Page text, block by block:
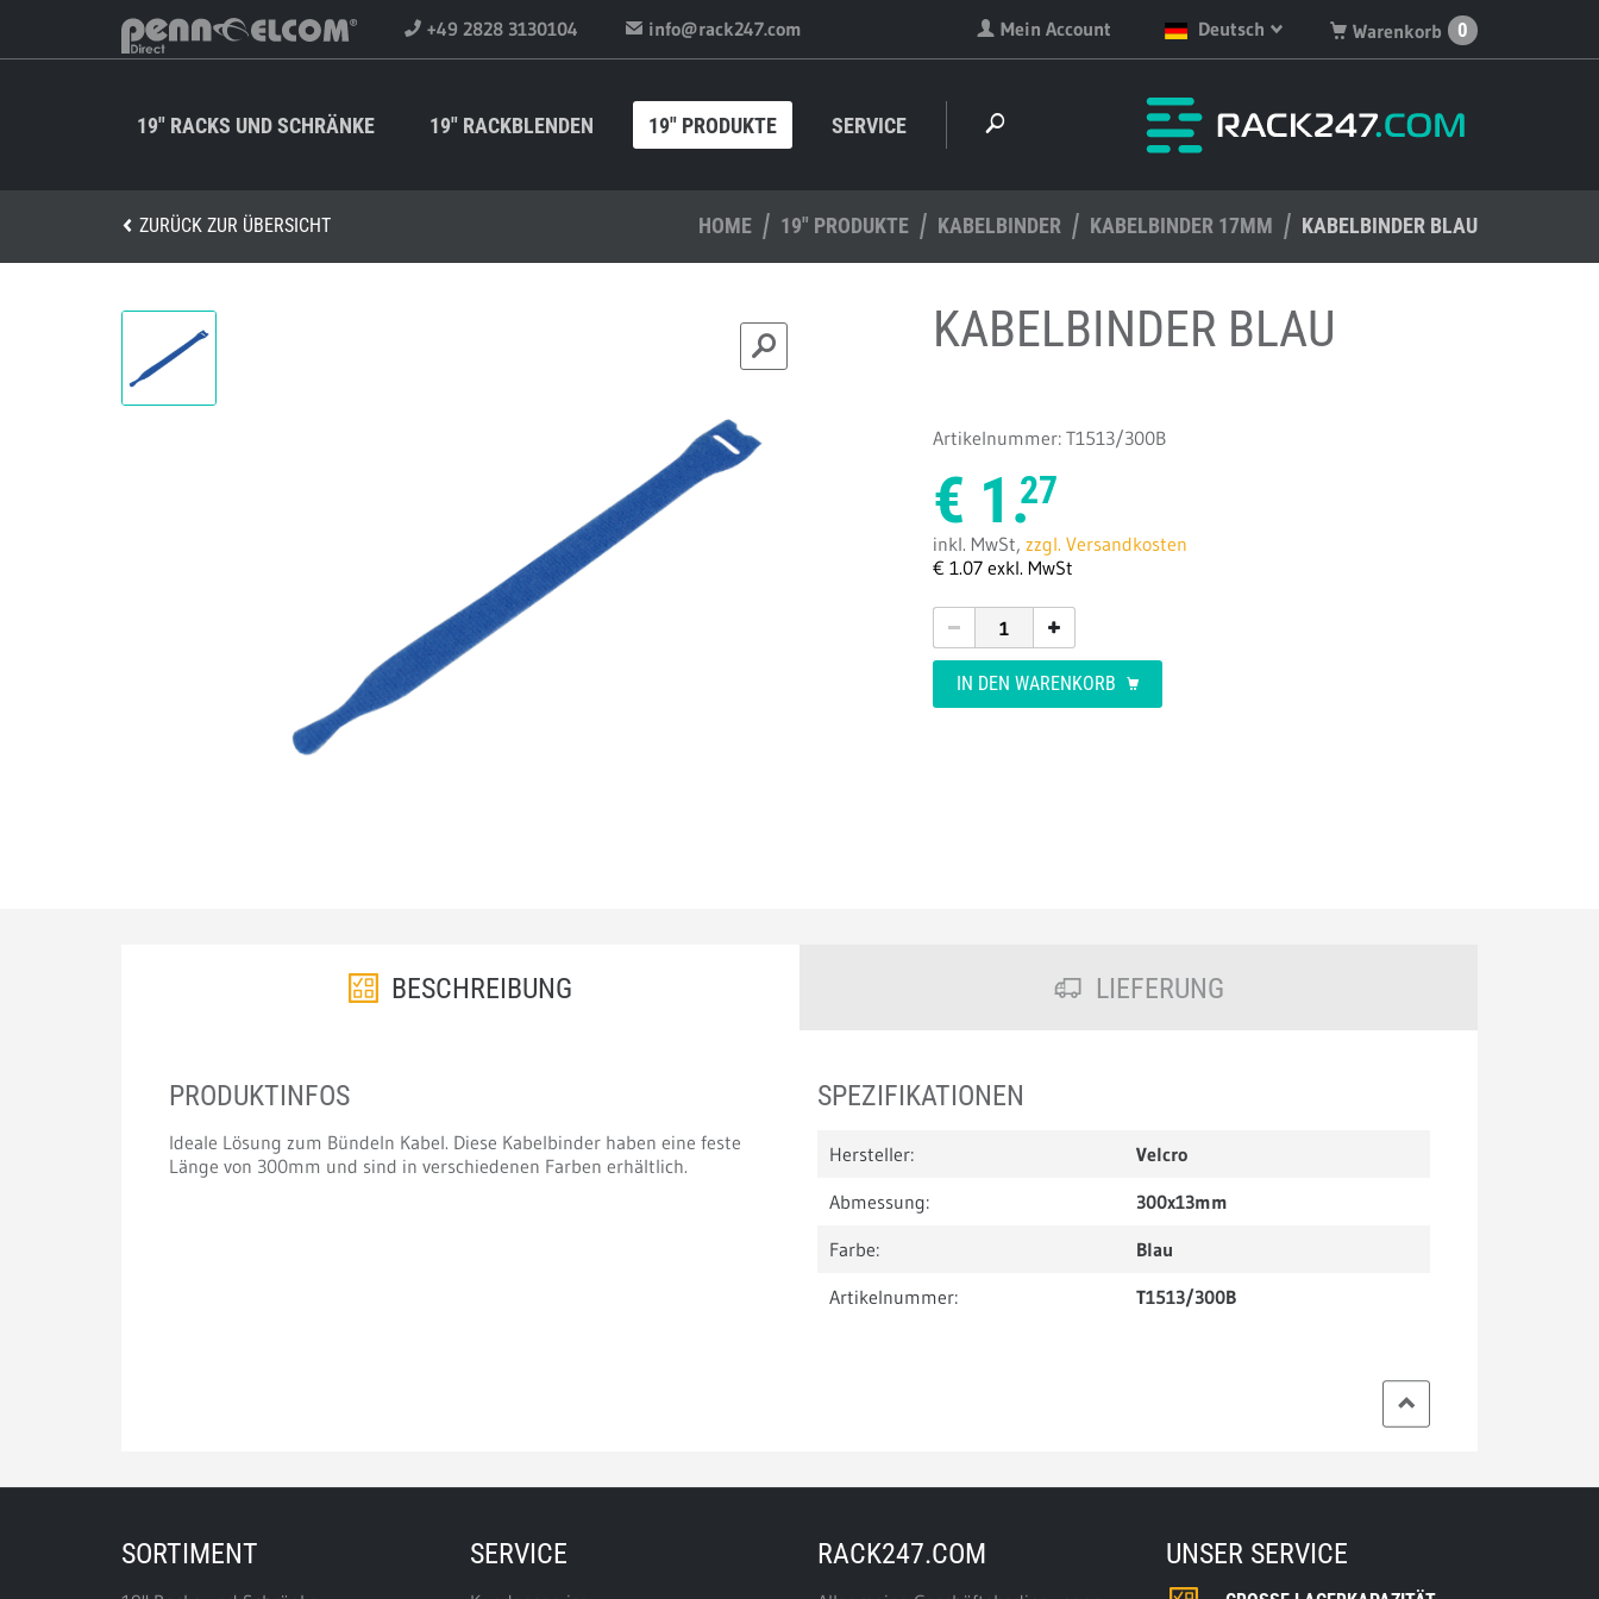
+49 2828 3130104 info@rack247.com Warenkorb 0
in Ihrem Warenkorb.
Deutsch
Deutsch
Français
Mein Account
19" RACKS UND SCHRÄNKE 19" RACKBLENDEN 19" PRODUKTE SERVICE
ZURÜCK ZUR ÜBERSICHT HOME 19" PRODUKTE KABELBINDER KABELBINDER 17MM KABELBINDER BLAU
KABELBINDER BLAU
Artikelnummer: T1513/300B
€ 1.27
inkl. MwSt, zzgl. Versandkosten
€ 1.07exkl. MwSt
IN DEN WARENKORB
BESCHREIBUNG LIEFERUNG
PRODUKTINFOS
Ideale Lösung zum Bündeln Kabel. Diese Kabelbinder haben eine feste
Länge von 300mm und sind in verschiedenen Farben erhältlich.
SPEZIFIKATIONEN
Hersteller:
Velcro
Abmessung:
300x13mm
Farbe:
Blau
Artikelnummer:
T1513/300B
SORTIMENT SERVICE RACK247.COM UNSER SERVICE